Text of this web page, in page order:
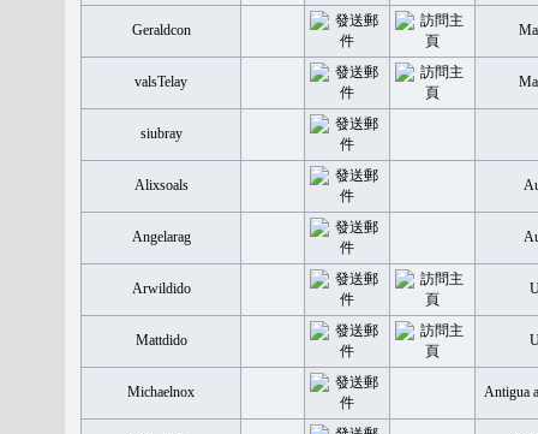
Geraldcon
valsTelay
siubray
Alixsoals
Angelarag
Arwildido
Mattdido
Michaelnox Antigua